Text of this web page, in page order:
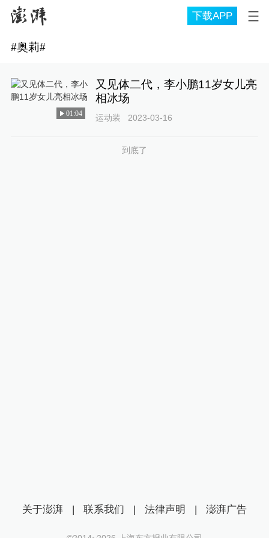
下载APP
#奥莉#
01:04
又见体二代，李小鹏11岁女儿亮
相冰场
运动装 2023-03-16
到底了
关于澎湃 | 联系我们 | 法律声明 | 澎湃广告